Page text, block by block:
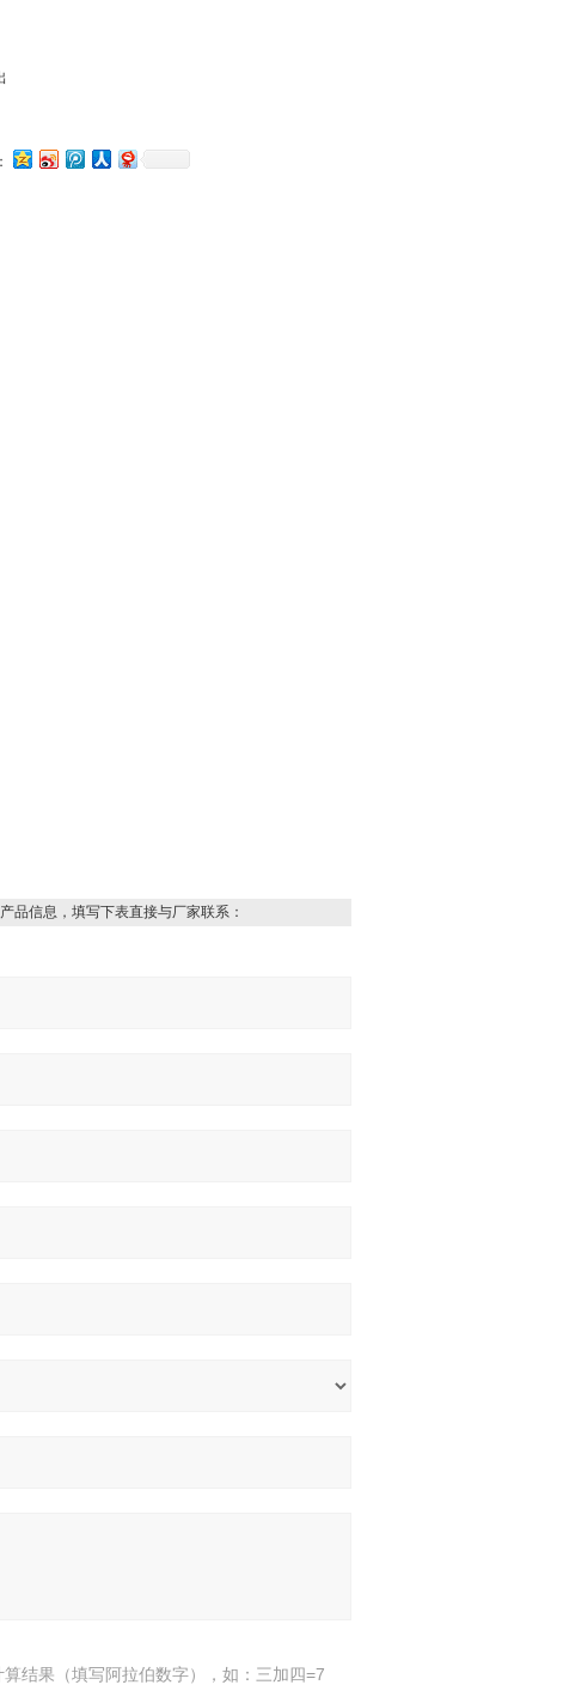
品信息，填写下表直接与厂家联系：
算结果（填写阿拉伯数字），如：三加四=7